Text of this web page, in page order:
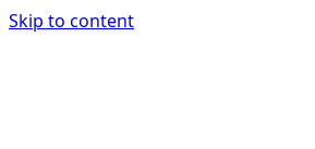
Skip to content